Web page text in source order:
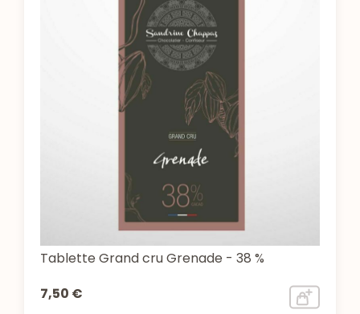
Tablette Grand cru Grenade - 38 %
7,50 €